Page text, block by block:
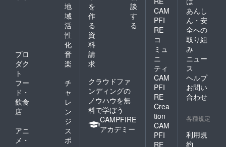
地
域
活
性
化
プロ
ダク
ト
音
楽
フー
ド・
飲食
店
チ
ャ
レ
ン
ジ
アニ
メ・
ス
ポ
を
作
る
談
す
る
資
料
請
求
クラウドファ
ンディングの
ノウハウを無
料で学ぼう
CAMPFIRE
アカデミー
CAM
PFI
RE
コ
ミュ
ニ
ティ
CAM
PFI
RE
Crea
tion
CAM
PFI
RE
あんし
ん・安
全への
取り組
み
ニュー
ス
ヘルプ
お問い
合わせ
各種規定
利用規
約